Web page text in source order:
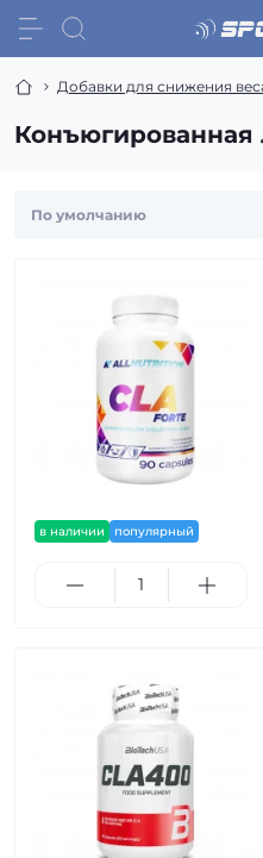
Добавки для снижения
Конъюгированная
в наличии популярный